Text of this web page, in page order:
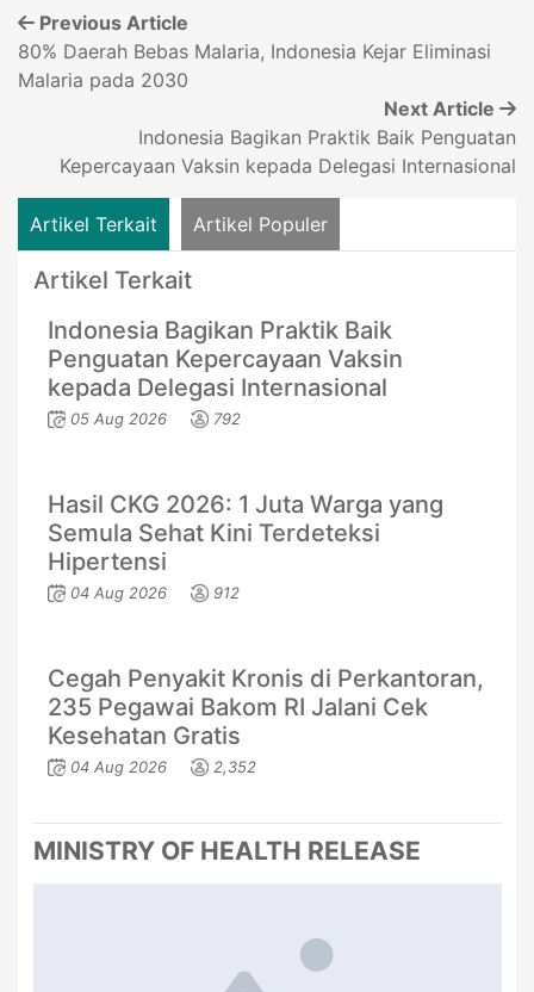
Previous Article
80% Daerah Bebas Malaria, Indonesia Kejar Eliminasi
Malaria pada 2030
Next Article
Indonesia Bagikan Praktik Baik Penguatan
Kepercayaan Vaksin kepada Delegasi Internasional
Artikel Terkait Artikel Populer
Artikel Terkait
Indonesia Bagikan Praktik Baik
Penguatan Kepercayaan Vaksin
kepada Delegasi Internasional
05 Aug 2026 792
Hasil CKG 2026: 1 Juta Warga yang
Semula Sehat Kini Terdeteksi
Hipertensi
04 Aug 2026 912
Cegah Penyakit Kronis di Perkantoran,
235 Pegawai Bakom RI Jalani Cek
Kesehatan Gratis
04 Aug 2026 2,352
MINISTRY OF HEALTH RELEASE